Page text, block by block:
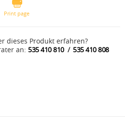
Print page
dieses Produkt erfahren?
an: 535 410 810/ 535 410 808